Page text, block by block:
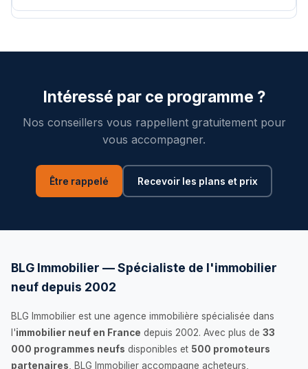
Intéressé par ce programme ?
Nos conseillers vous rappellent gratuitement pour
vous accompagner.
Être rappelé Recevoir les plans et prix
BLG Immobilier — Spécialiste de l'immobilier
neuf depuis 2002
BLG Immobilier est une agence immobilière spécialisée dans
l'immobilier neuf en France depuis 2002. Avec plus de 33
000 programmes neufs disponibles et 500 promoteurs
partenaires , BLG Immobilier accompagne acheteurs,